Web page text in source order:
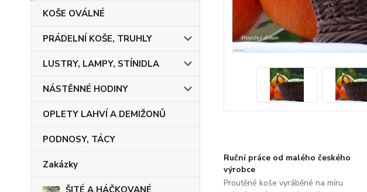
KOŠE OVÁLNÉ
PRÁDELNÍ KOŠE, TRUHLY
LUSTRY, LAMPY, STÍNIDLA
NÁSTĚNNÉ HODINY
OPLETY LAHVÍ A DEMIŽONŮ
PODNOSY, TÁCY
Zakázky
ŠITÉ A HÁČKOVANÉ
Ruční práce od malého českého
výrobce
Proutěné koše vyráběné na míru